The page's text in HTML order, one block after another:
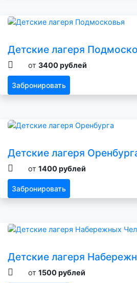
Детские лагеря
от 3400 рублей
Забронировать
Детские лагеря
от 1400 рублей
Забронировать
Детские лагеря
от 1500 рублей